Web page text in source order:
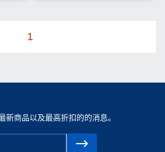
1
新商品以及最高折扣的的消息。